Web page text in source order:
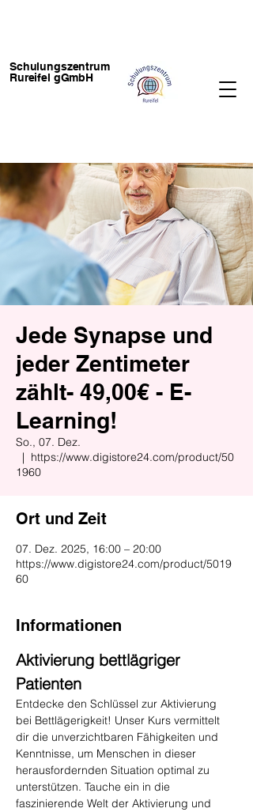
Schulungszentrum
Rureifel gGmbH
Jede Synapse und
jeder Zentimeter
zählt- 49,00€ - E-
Learning!
So., 07. Dez.
  |
https://www.digistore24.com/product/50
1960
Ort und Zeit
07. Dez. 2025, 16:00 – 20:00
https://www.digistore24.com/product/5019
60
Informationen
Aktivierung bettlägriger
Patienten
Entdecke den Schlüssel zur Aktivierung
bei Bettlägerigkeit! Unser Kurs vermittelt
dir die unverzichtbaren Fähigkeiten und
Kenntnisse, um Menschen in dieser
herausfordernden Situation optimal zu
unterstützen. Tauche ein in die
faszinierende Welt der Aktivierung und